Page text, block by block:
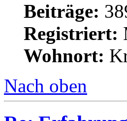
Beiträge:
Registriert:
Wohnort:
Nach oben